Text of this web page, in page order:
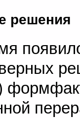
решения